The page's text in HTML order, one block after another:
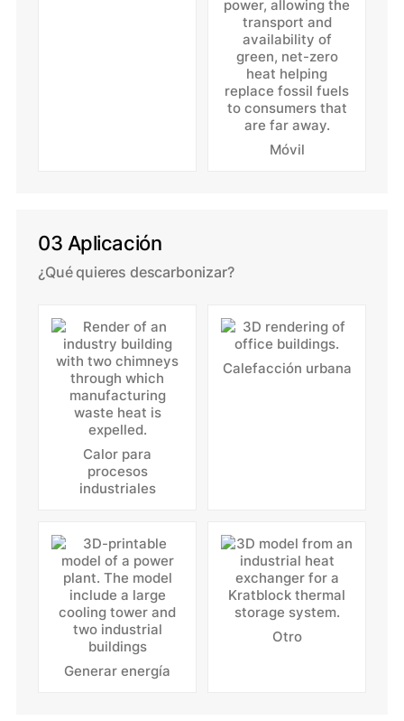
Móvil
03 Aplicación
¿Qué quieres descarbonizar?
Calor para
procesos
industriales
Calefacción urbana
Generar energía
Otro